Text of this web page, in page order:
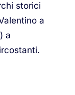
storici
a
a